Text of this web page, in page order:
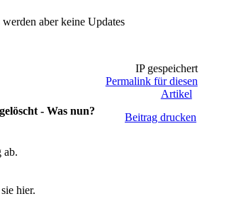
aber keine Updates
IP gespeichert
Permalink für diesen
Artikel
- Was nun?
Beitrag drucken
ab.
hier.